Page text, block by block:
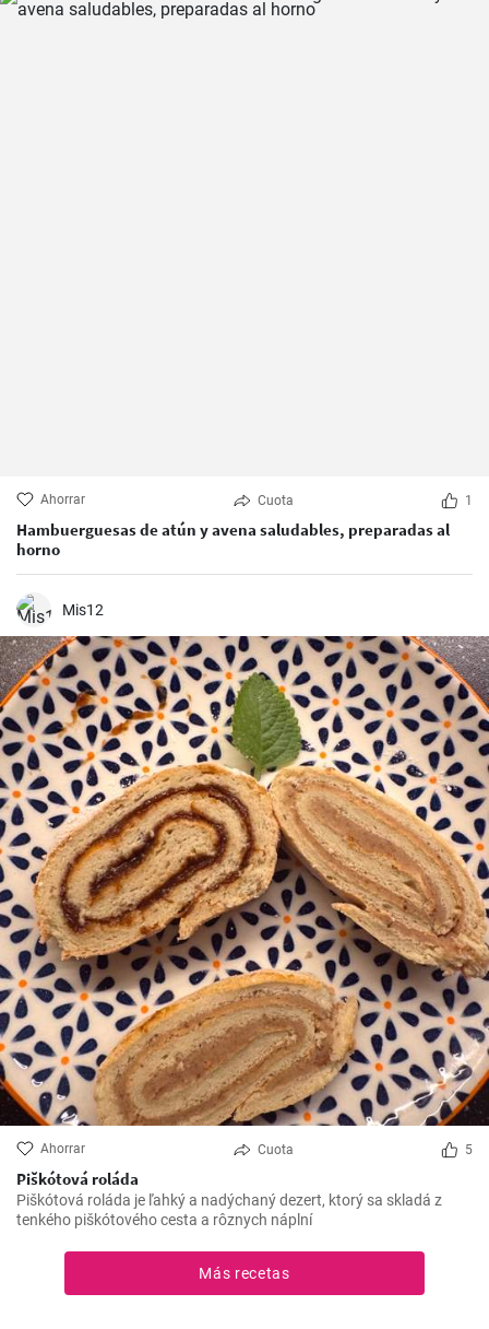
Ahorrar Cuota 1
Hambuerguesas de atún y avena saludables, preparadas al
horno
Mis12
Ahorrar Cuota 5
Piškótová roláda
Piškótová roláda je ľahký a nadýchaný dezert, ktorý sa skladá z
tenkého piškótového cesta a rôznych náplní
Más recetas